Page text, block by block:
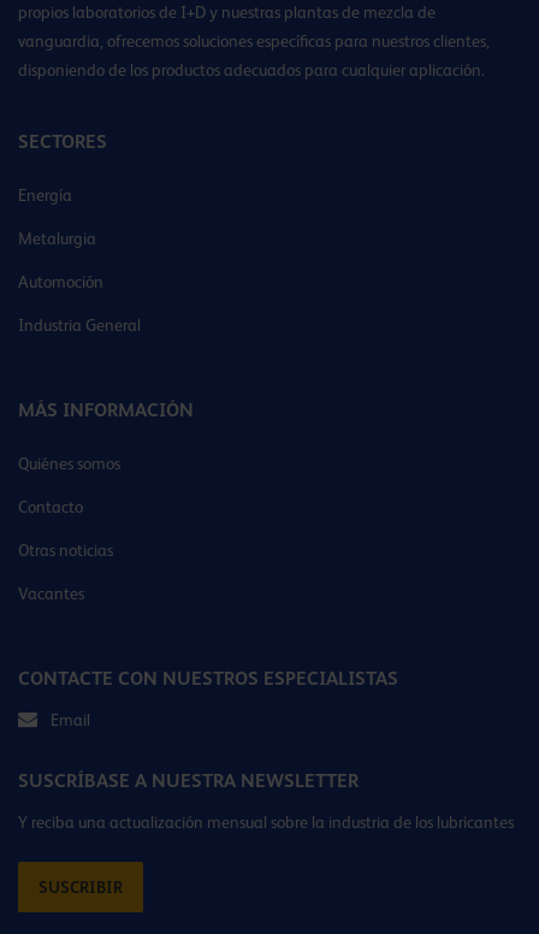
propios laboratorios de I+D y nuestras plantas de mezcla de
vanguardia, ofrecemos soluciones específicas para nuestros clientes,
disponiendo de los productos adecuados para cualquier aplicación.
SECTORES
Energía
Metalurgia
Automoción
Industria General
MÁS INFORMACIÓN
Quiénes somos
Contacto
Otras noticias
Vacantes
CONTACTE CON NUESTROS ESPECIALISTAS
Email
SUSCRÍBASE A NUESTRA NEWSLETTER
Y reciba una actualización mensual sobre la industria de los lubricantes
SUSCRIBIR